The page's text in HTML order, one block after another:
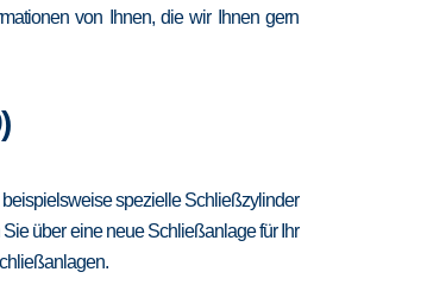
von Ihnen, die wir Ihnen gern
spezielle Schließzylinder
über eine neue Schließanlage für Ihr